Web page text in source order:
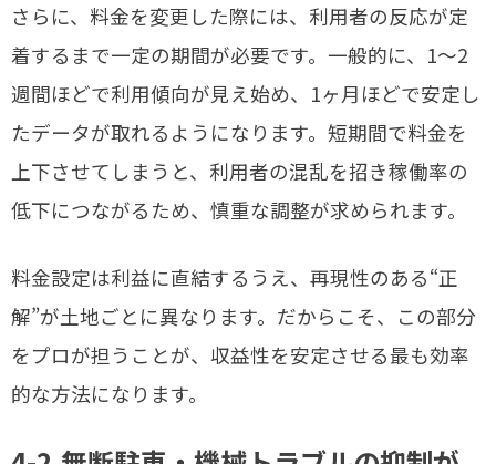
さらに、料金を変更した際には、利用者の反応が定
着するまで一定の期間が必要です。一般的に、1〜2
週間ほどで利用傾向が見え始め、1ヶ月ほどで安定し
たデータが取れるようになります。短期間で料金を
上下させてしまうと、利用者の混乱を招き稼働率の
低下につながるため、慎重な調整が求められます。
料金設定は利益に直結するうえ、再現性のある“正
解”が土地ごとに異なります。だからこそ、この部分
をプロが担うことが、収益性を安定させる最も効率
的な方法になります。